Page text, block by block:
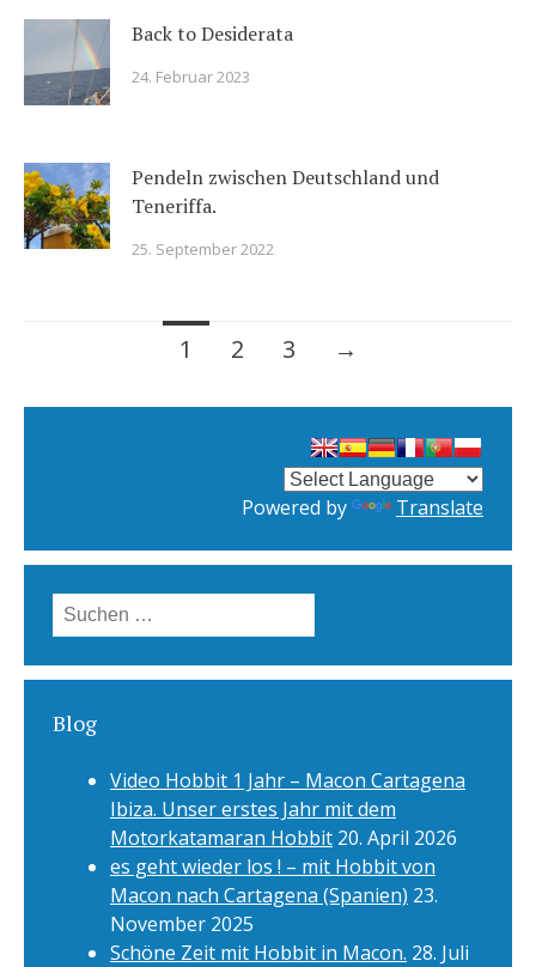
Back to Desiderata
24. Februar 2023
Pendeln zwischen Deutschland und
Teneriffa.
25. September 2022
1 2 3 →
Powered by Translate
Suchen
nach:
Blog
Video Hobbit 1 Jahr – Macon Cartagena
Ibiza. Unser erstes Jahr mit dem
Motorkatamaran Hobbit 20. April 2026
es geht wieder los ! – mit Hobbit von
Macon nach Cartagena (Spanien) 23.
November 2025
Schöne Zeit mit Hobbit in Macon. 28. Juli